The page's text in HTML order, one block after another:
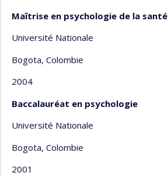
Maîtrise en psychologie de la santé
Université Nationale
Bogota, Colombie
2004
Baccalauréat en psychologie
Université Nationale
Bogota, Colombie
2001